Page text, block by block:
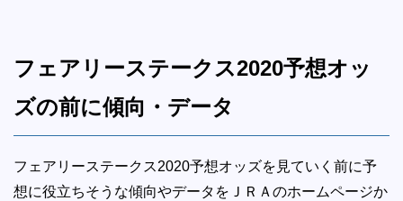
フェアリーステークス2020予想オッ
ズの前に傾向・データ
フェアリーステークス2020予想オッズを見ていく前に予
想に役立ちそうな傾向やデータをＪＲＡのホームページか